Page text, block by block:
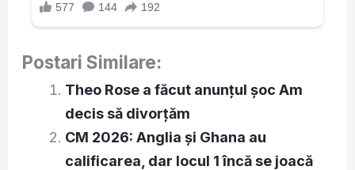
Postari Similare:
Theo Rose a făcut anunțul șoc Am
decis să divorțăm
CM 2026: Anglia și Ghana au
calificarea, dar locul 1 încă se joacă